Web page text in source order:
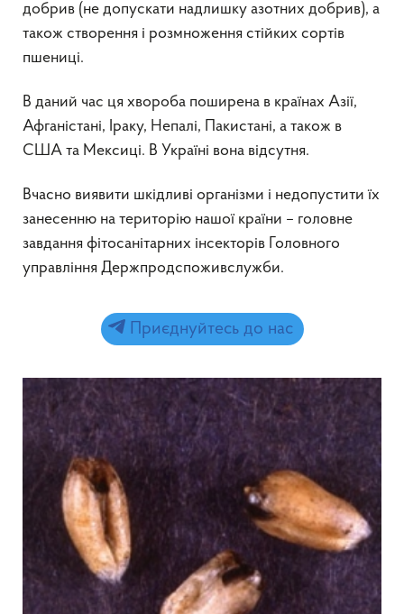
добрив (не допускати надлишку азотних добрив), а
також створення і розмноження стійких сортів
пшениці.
В даний час ця хвороба поширена в країнах Азії,
Афганістані, Іраку, Непалі, Пакистані, а також в
США та Мексиці. В Україні вона відсутня.
Вчасно виявити шкідливі організми і недопустити їх
занесенню на територію нашої країни – головне
завдання фітосанітарних інсекторів Головного
управління Держпродспоживслужби.
Приєднуйтесь до нас